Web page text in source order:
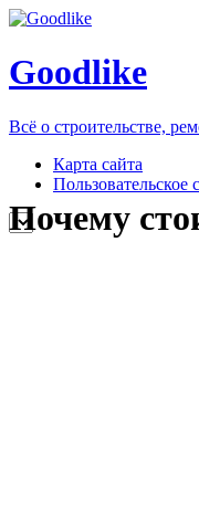
Goodlike
Всё о строительстве,
Карта сайта
Пользовательское
Почему